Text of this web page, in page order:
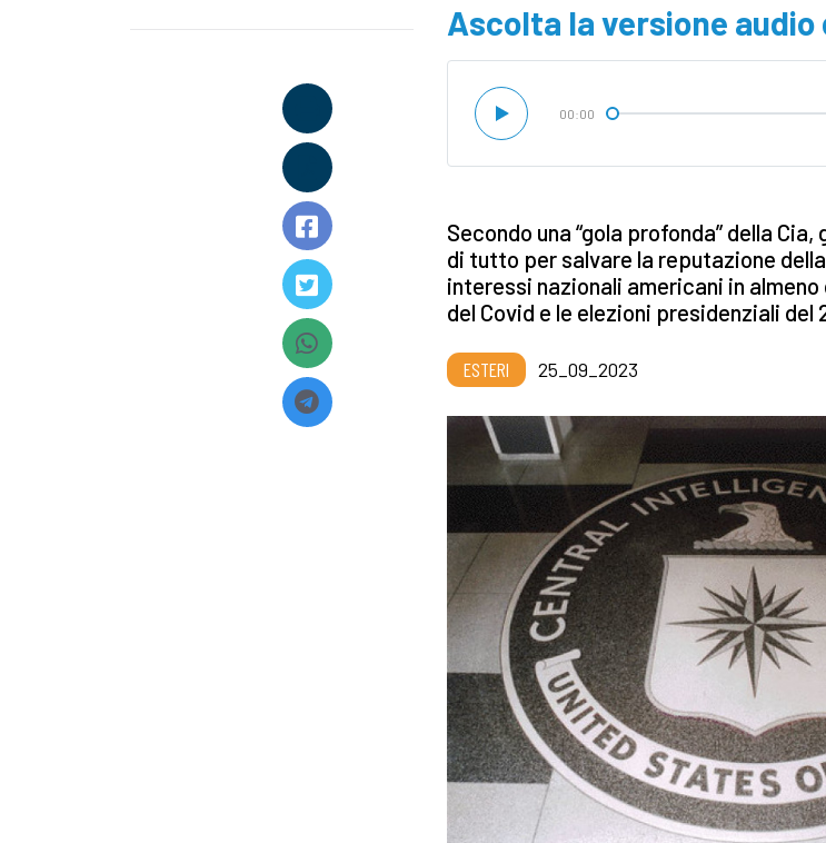
Ascolta la versione
00:00
Secondo una “gola profonda” della
di tutto per salvare la reputazione
interessi nazionali americani in
del Covid e le elezioni presidenziali del
ESTERI 25_09_2023